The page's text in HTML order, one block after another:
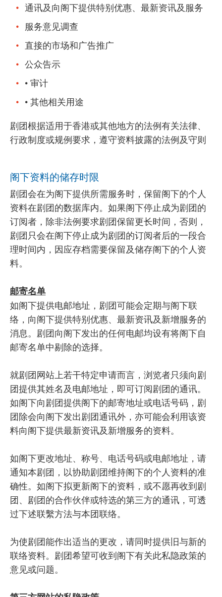
通讯及向阁下提供特别优惠、最新资讯及服务
服务意见调查
直接的市场和广告推广
公众告示
• 审计
• 其他相关用途
剧团根据适用于香港或其他地方的法例有关法律、
行政制度或规例要求，遵守资料披露的法例及守则
阁下资料的储存时限
剧团会在为阁下提供所需服务时，保留阁下的个人
资料在剧团的数据库内。如果阁下停止成为剧团的
订阅者，除非法例要求剧团保留更长时间，否则，
剧团只会在阁下停止成为剧团的订阅者后的一段合
理时间内，因应存档需要保留及储存阁下的个人资
料。
邮寄名单
如阁下提供电邮地址，剧团可能会定期与阁下联
络，向阁下提供特别优惠、最新资讯及新增服务的
消息。剧团向阁下发出的任何电邮均设有将阁下自
邮寄名单中剔除的选择。
就剧团网站上若干特定申请而言，浏览者只须向剧
团提供其姓名及电邮地址，即可订阅剧团的通讯。
如阁下向剧团提供阁下的邮寄地址或电话号码，剧
团除会向阁下发出剧团通讯外，亦可能会利用该资
料向阁下提供最新资讯及新增服务的资料。
如阁下更改地址、称号、电话号码或电邮地址，请
通知本剧团，以协助剧团维持阁下的个人资料的准
确性。如阁下拟更新阁下的资料，或不愿再收到剧
团、剧团的合作伙伴或特选的第三方的通讯，可透
过下述联繫方法与本团联络。
为使剧团能作出适当的更改，请同时提供旧与新的
联络资料。剧团希望可收到阁下有关此私隐政策的
意见或问题。